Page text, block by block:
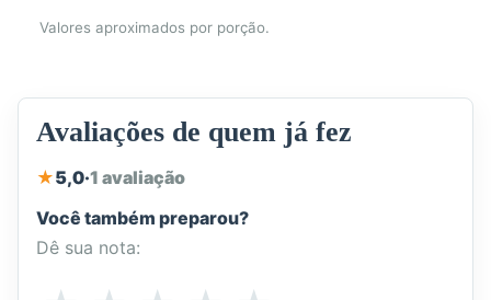
Valores aproximados por porção.
Avaliações de quem já fez
★5,0·1 avaliação
Você também preparou?
Dê sua nota:
Como